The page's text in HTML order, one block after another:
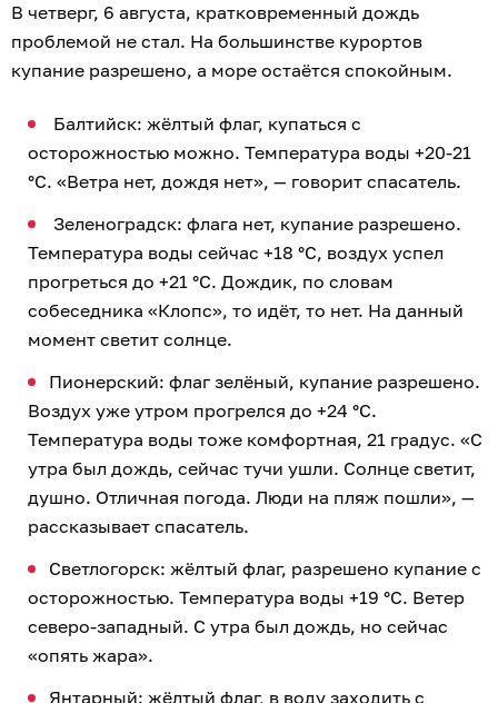
В четверг, 6 августа, кратковременный дождь
проблемой не стал. На большинстве курортов
купание разрешено, а море остаётся спокойным.
Балтийск: жёлтый флаг, купаться с
осторожностью можно. Температура воды +20-21
°C. «Ветра нет, дождя нет», — говорит спасатель.
Зеленоградск: флага нет, купание разрешено.
Температура воды сейчас +18 °C, воздух успел
прогреться до +21 °C. Дождик, по словам
собеседника «Клопс», то идёт, то нет. На данный
момент светит солнце.
Пионерский: флаг зелёный, купание разрешено.
Воздух уже утром прогрелся до +24 °C.
Температура воды тоже комфортная, 21 градус. «С
утра был дождь, сейчас тучи ушли. Солнце светит,
душно. Отличная погода. Люди на пляж пошли», —
рассказывает спасатель.
Светлогорск: жёлтый флаг, разрешено купание с
осторожностью. Температура воды +19 °C. Ветер
северо-западный. С утра был дождь, но сейчас
«опять жара».
Янтарный: жёлтый флаг, в воду заходить с